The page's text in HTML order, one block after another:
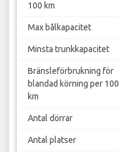
100 km
Max bålkapacitet
Minsta trunkkapacitet
Bränsleförbrukning för
blandad körning per 100
km
Antal dörrar
Antal platser